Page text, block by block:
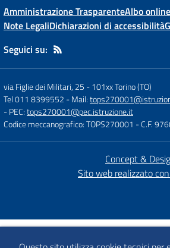
Amministrazione TrasparenteAlbo online
Note LegaliDichiarazioni di accessibilità
Seguici su:
via Figlie dei Militari, 25 -101xx Torino (TO)
Tel 011 8399552 - Mail:
- PEC:tops270001@pec.istruzione.it
Codice meccanografico: TOPS270001 - C.F.
Concept &
Sito web realizzato